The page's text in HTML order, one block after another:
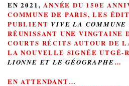
EN 2021, ANNÉE DU 150E
COMMUNE DE PARIS,LES
PUBLIENT VIVE LA
RÉUNISSANT UNE VINGTAINE
COURTS RÉCITS AUTOUR DE
LA NOUVELLE SIGNÉE UTGÉ-
LIONNE ET LE GÉOGRAPHE…
EN ATTENDANT…